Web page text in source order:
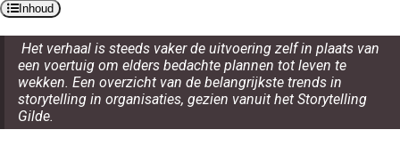
Inhoud
Het verhaal is steeds vaker de uitvoering zelf in plaats van
een voertuig om elders bedachte plannen tot leven te
wekken. Een overzicht van de belangrijkste trends in
storytelling in organisaties, gezien vanuit het Storytelling
Gilde.